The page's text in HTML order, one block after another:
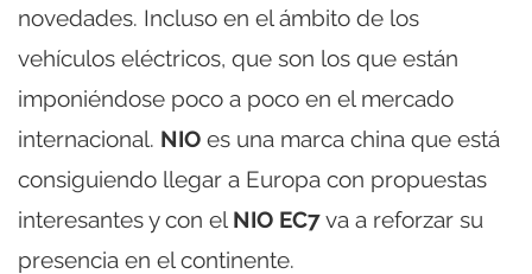
novedades. Incluso en el ámbito de los
vehículos eléctricos, que son los que están
imponiéndose poco a poco en el mercado
internacional. NIO es una marca china que está
consiguiendo llegar a Europa con propuestas
interesantes y con el NIO EC7va a reforzar su
presencia en el continente.